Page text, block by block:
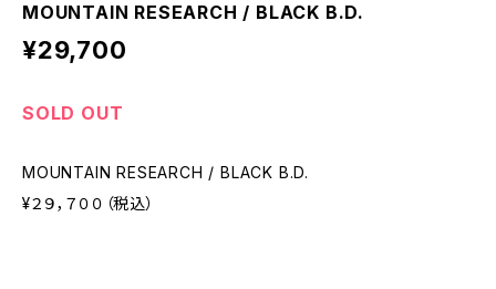
MOUNTAIN RESEARCH / BLACK B.D.
¥29,700
SOLD OUT
MOUNTAIN RESEARCH / BLACK B.D.
¥２９，７００（税込）